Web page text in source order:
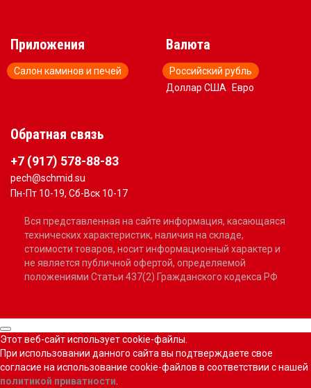
Приложения
Салон каминов и печей
Валюта
Российский рубль
Доллар США
Евро
Обратная связь
+7 (917) 578-88-83
pech@schmid.su
Пн-Пт 10-19, Сб-Вск 10-17
Вся представленная на сайте информация, касающаяся
технических характеристик, наличия на складе,
стоимости товаров, носит информационный характер и
не является публичной офертой, определяемой
положениями Статьи 437(2) Гражданского кодекса РФ
Этот веб-сайт использует cookie-файлы.
При использовании данного сайта вы подтверждаете свое
согласие на использование cookie-файлов в соответствии с нашей
политикой приватности.